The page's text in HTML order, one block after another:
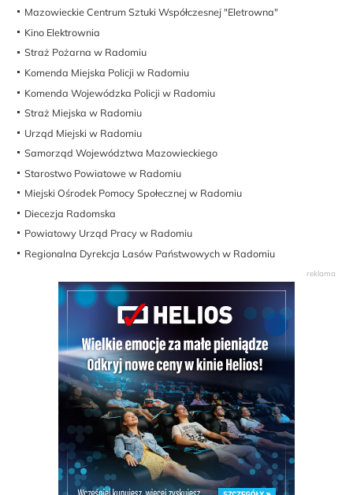
Mazowieckie Centrum Sztuki Współczesnej "Eletrowna"
Kino Elektrownia
Straż Pożarna w Radomiu
Komenda Miejska Policji w Radomiu
Komenda Wojewódzka Policji w Radomiu
Straż Miejska w Radomiu
Urząd Miejski w Radomiu
Samorząd Województwa Mazowieckiego
Starostwo Powiatowe w Radomiu
Miejski Ośrodek Pomocy Społecznej w Radomiu
Diecezja Radomska
Powiatowy Urząd Pracy w Radomiu
Regionalna Dyrekcja Lasów Państwowych w Radomiu